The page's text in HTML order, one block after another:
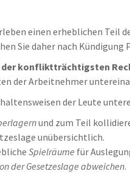
einen erheblichen Teil
Sie daher nach
der konfliktträchtigsten
der Arbeitnehmer
der Leute
und zum Teil
unübersichtlich.
Spielräume für
der Gesetzeslage abweichen.